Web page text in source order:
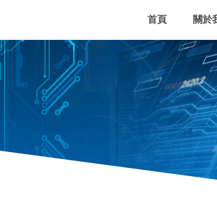
首頁 關於